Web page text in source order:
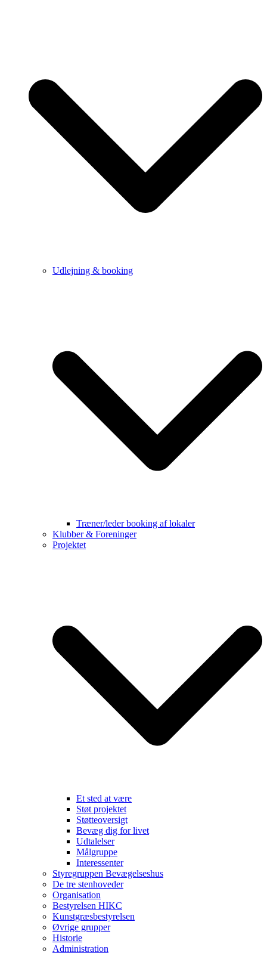
Udlejning & booking
Træner/leder booking af lokaler
Klubber & Foreninger
Projektet
Et sted at være
Støt projektet
Støtteoversigt
Bevæg dig for livet
Udtalelser
Målgruppe
Interessenter
Styregruppen Bevægelseshus
De tre stenhoveder
Organisation
Bestyrelsen HIKC
Kunstgræsbestyrelsen
Øvrige grupper
Historie
Administration